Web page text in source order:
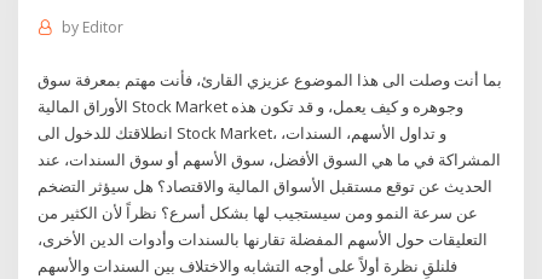
by Editor
بما أنت وصلت الى هذا الموضوع عزيزي القارئ، فأنت مهتم بمعرفة سوق
الأوراق المالية Stock Market وجوهره و كيف يعمل، و قد تكون هذه
انطلاقتك للدخول الى Stock Market، و تداول الأسهم، السندات،
المشراكة في ما هي السوق الأفضل، سوق الأسهم أو سوق السندات، عند
الحديث عن توقع مستقبل الأسواق المالية والاقتصاد؟ هل سيؤثر التضخم
عن سرعة النمو ومن سيستجيب لها بشكل أسرع؟ نظراً لأن الكثير من
التعليقات حول الأسهم المفضلة تقارنها بالسندات وأدوات الدين الأخرى،
فلنلقِ نظرة أولاً على أوجه التشابه والاختلاف بين السندات والأسهم